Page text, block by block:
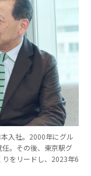
入社。2000年にグル
。その後、東京駅グ
をリードし、2023年6